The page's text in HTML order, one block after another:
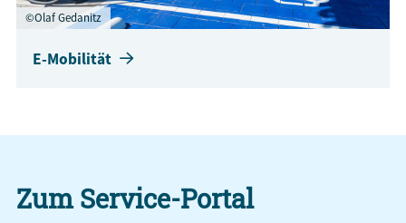
©Olaf Gedanitz
E-Mobilität
Zum Service-Portal